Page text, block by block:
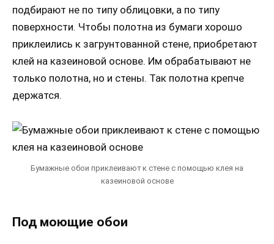
подбирают не по типу облицовки, а по типу
поверхности. Чтобы полотна из бумаги хорошо
приклеились к загрунтованной стене, приобретают
клей на казеиновой основе. Им обрабатывают не
только полотна, но и стены. Так полотна крепче
держатся.
Бумажные обои приклеивают к стене с помощью клея на
казеиновой основе
Под моющие обои